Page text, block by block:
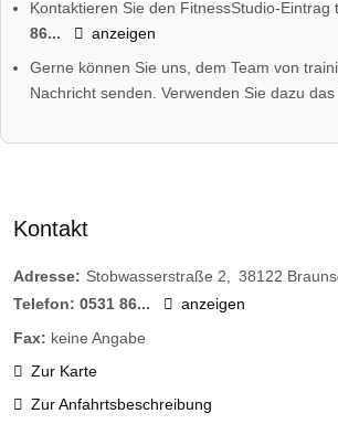
Kontaktieren Sie den FitnessStudio-
86...
anzeigen
Gerne können Sie uns, dem Team von
Nachricht senden. Verwenden Sie dazu das
Kontakt
Adresse: Stobwasserstraße 2 38122
Telefon: 0531 86...
anzeigen
Fax: keine Angabe
Zur Karte
Zur Anfahrtsbeschreibung